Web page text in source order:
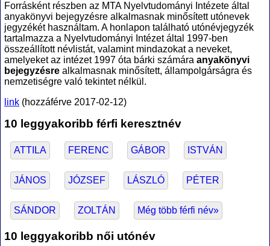
Forrásként részben az MTA Nyelvtudományi Intézete által
anyakönyvi bejegyzésre alkalmasnak minősített utónevek
jegyzékét használtam. A honlapon található utónévjegyzék
tartalmazza a Nyelvtudományi Intézet által 1997-ben
összeállított névlistát, valamint mindazokat a neveket,
amelyeket az intézet 1997 óta bárki számára anyakönyvi
bejegyzésre alkalmasnak minősített, állampolgárságra és
nemzetiségre való tekintet nélkül.
link (hozzáférve 2017-02-12)
10 leggyakoribb férfi keresztnév
ATTILA FERENC GÁBOR ISTVÁN
JÁNOS JÓZSEF LÁSZLÓ PÉTER
SÁNDOR ZOLTÁN Még több férfi név»
10 leggyakoribb női utónév